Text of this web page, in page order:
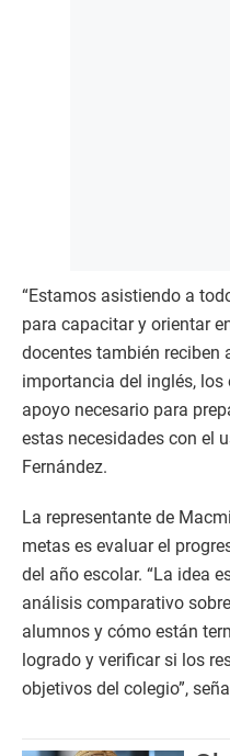
“Estamos asistiendo a
para capacitar y orientar
docentes también reciben
importancia del inglés, los
apoyo necesario para
estas necesidades con el
Fernández.
La representante de
metas es evaluar el
del año escolar. “La idea
análisis comparativo
alumnos y cómo están
logrado y verificar si los
objetivos del colegio”,